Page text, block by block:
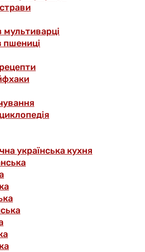
мультиварці
пшениці
українська кухня